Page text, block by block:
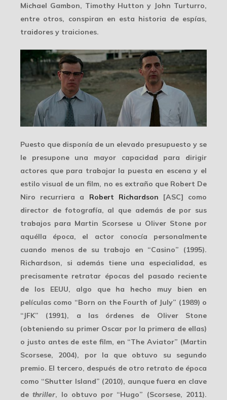
Michael Gambon, Timothy Hutton y John Turturro,
entre otros, conspiran en esta historia de espías,
traidores y traiciones.
Puesto que disponía de un elevado presupuesto y se
le presupone una mayor capacidad para dirigir
actores que para trabajar la puesta en escena y el
estilo visual de un film, no es extraño que Robert De
Niro recurriera a Robert Richardson [ASC] como
director de fotografía, al que además de por sus
trabajos para Martin Scorsese u Oliver Stonepor
aquélla época, el actor conocía personalmente
cuando menos de su trabajo en “Casino” (1995).
Richardson, si además tiene una especialidad, es
precisamente retratar épocas del pasado reciente
de los EEUU, algo que ha hecho muy bien en
películas como “Born on the Fourth of July” (1989) o
“JFK” (1991), a las órdenes de Oliver Stone
(obteniendo su primer Oscar por la primera de ellas)
o justo antes de este film, en “The Aviator” (Martin
Scorsese, 2004), por la que obtuvo su segundo
premio. El tercero, después de otro retrato de época
como “Shutter Island” (2010), aunque fuera en clave
dethriller, lo obtuvo por “Hugo” (Scorsese, 2011).